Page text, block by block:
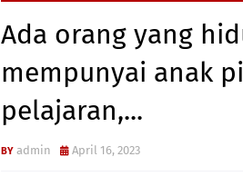
Ada orang yang
mempunyai anak
pelajaran,...
admin April 16, 2023